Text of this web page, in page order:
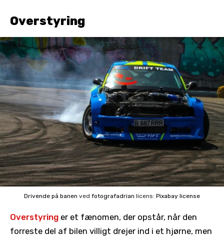
Overstyring
Drivende på banen ved fotografadrian licens: Pixabay license
Overstyring er et fænomen, der opstår, når den
forreste del af bilen villigt drejer ind i et hjørne, men